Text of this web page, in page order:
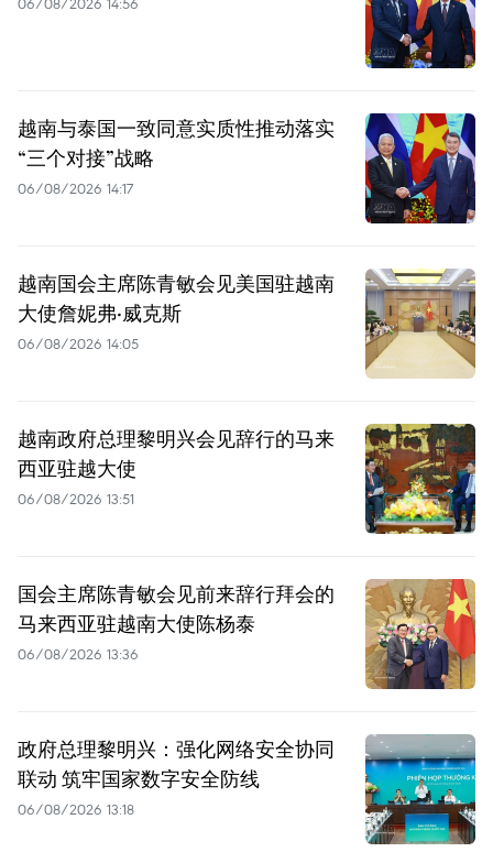
越南与泰国一致同意实质性推动落实
“三个对接”战略
06/08/2026 14:17
越南国会主席陈青敏会见美国驻越南
大使詹妮弗·威克斯
06/08/2026 14:05
越南政府总理黎明兴会见辞行的马来
西亚驻越大使
06/08/2026 13:51
国会主席陈青敏会见前来辞行拜会的
马来西亚驻越南大使陈杨泰
06/08/2026 13:36
政府总理黎明兴：强化网络安全协同
联动 筑牢国家数字安全防线
06/08/2026 13:18